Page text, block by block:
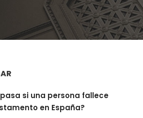
si una persona fallece
en España?